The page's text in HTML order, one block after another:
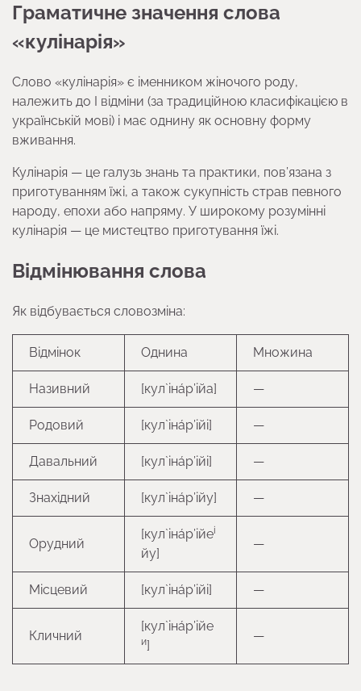
Граматичне значення слова
«кулінарія»
Слово «кулінарія» є іменником жіночого роду,
належить до І відміни (за традиційною класифікацією в
українській мові) і має однину як основну форму
вживання.
Кулінарія — це галузь знань та практики, пов’язана з
приготуванням їжі, а також сукупність страв певного
народу, епохи або напряму. У широкому розумінні
кулінарія — це мистецтво приготування їжі.
Відмінювання слова
Як відбувається словозміна:
Відмінок Однина Множина
Називний [кул`іна́р’ійа] —
Родовий [кул`іна́р’ійі] —
Давальний [кул`іна́р’ійі] —
Знахідний [кул`іна́р’ійу] —
Орудний
[кул`іна́р’ійеі
йу]
—
Місцевий [кул`іна́р’ійі] —
Кличний
[кул`іна́р’ійе
и]
—